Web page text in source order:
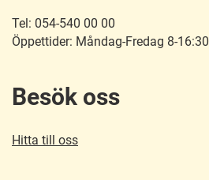
Tel: 054-540 00 00
Öppettider: Måndag-Fredag 8-16:30
Besök oss
Hitta till oss